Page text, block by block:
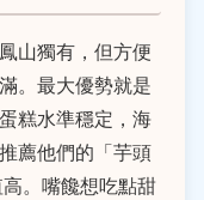
山獨有，但方便
。最大優勢就是
糕水準穩定，海
薦他們的「芋頭
。嘴饞想吃點甜